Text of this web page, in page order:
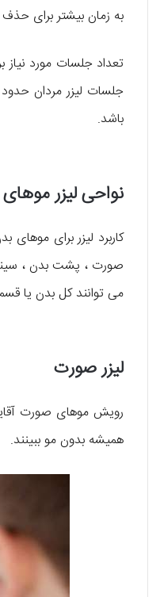
به زمان بیشتر برای حذف
باشد.
نواحی لیزر
کاربرد لیزر برای
صورت ، پشت بدن ،
می توانند کل بدن یا
لیزر صورت
رویش موهای صورت
همیشه بدون مو ببینند.